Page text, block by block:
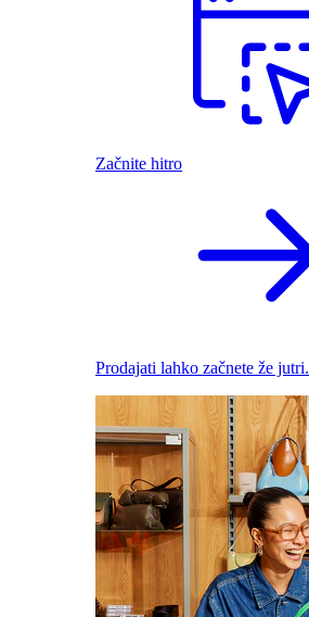
Začnite hitro
Prodajati lahko začnete že jutri.